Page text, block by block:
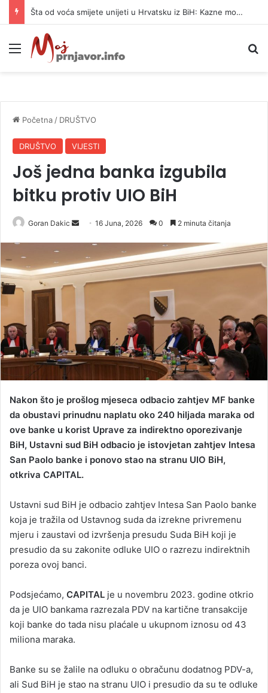
Šta od voća smijete unijeti u Hrvatsku iz BiH: Kazne mogu dostići 13.260 evra
Meni
Početna / DRUŠTVO
DRUŠTVO VIJESTI
Još jedna banka izgubila
bitku protiv UIO BiH
Goran Dakic
d
i
l
16 Juna, 2026 0 2 minuta čitanja
Nakon što je prošlog mjeseca odbacio zahtjev MF banke
da obustavi prinudnu naplatu oko 240 hiljada maraka od
ove banke u korist Uprave za indirektno oporezivanje
BiH, Ustavni sud BiH odbacio je istovjetan zahtjev Intesa
San Paolo banke i ponovo stao na stranu UIO BiH,
otkriva CAPITAL.
Ustavni sud BiH je odbacio zahtjev Intesa San Paolo banke
koja je tražila od Ustavnog suda da izrekne privremenu
mjeru i zaustavi od izvršenja presudu Suda BiH koji je
presudio da su zakonite odluke UIO o razrezu indirektnih
poreza ovoj banci.
Podsjećamo, CAPITAL je u novembru 2023. godine otkrio
da je UIO bankama razrezala PDV na kartične transakcije
koji banke do tada nisu plaćale u ukupnom iznosu od 43
miliona maraka.
Banke su se žalile na odluku o obračunu dodatnog PDV-a,
ali Sud BiH je stao na stranu UIO i presudio da su te odluke